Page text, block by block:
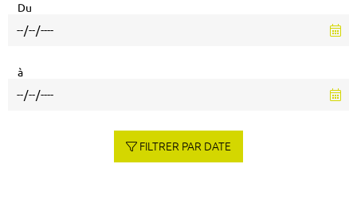
Du
à
FILTRER PAR DATE